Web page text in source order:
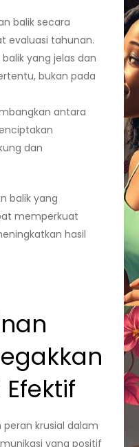
balik secara
evaluasi tahunan.
yang jelas dan
bukan pada
antara
dan
balik yang
memperkuat
hasil
krusial dalam
yang positif